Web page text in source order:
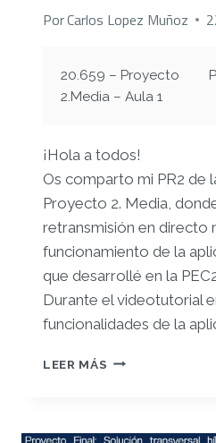
PorCarlos Lopez Muñoz
20.659 – Proyecto
2.Media – Aula 1
¡Hola a todos!
Os comparto mi PR2 de
Proyecto 2. Media,
retransmisión en directo
funcionamiento de la
que desarrollé en la
Durante el videotutorial
funcionalidades de la
LEER MÁS PEC2
–